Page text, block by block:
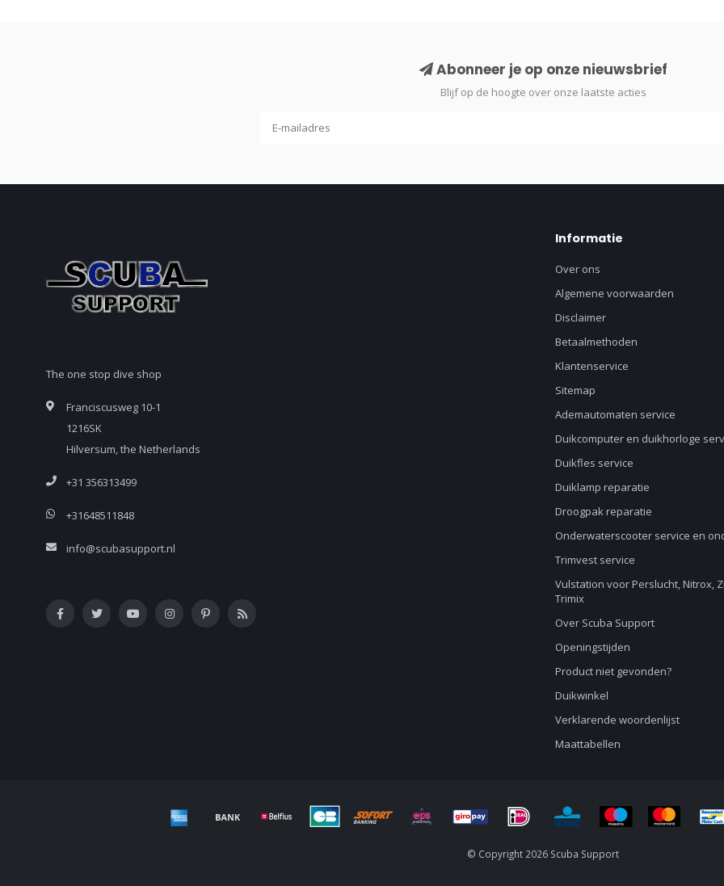
Abonneer je op onze nieuwsbrief
Blijf op de hoogte over onze laatste acties
The one stop dive shop
Franciscusweg 10-1
1216SK
Hilversum, the Netherlands
+31 356313499
+31648511848
info@scubasupport.nl
Informatie
Over ons
Algemene voorwaarden
Disclaimer
Betaalmethoden
Klantenservice
Sitemap
Ademautomaten service
Duikcomputer en duikhorloge
Duikfles service
Duiklamp reparatie
Droogpak reparatie
Onderwaterscooter service en
Trimvest service
Vulstation voor Perslucht, Nitrox,
Trimix
Over Scuba Support
Openingstijden
Product niet gevonden?
Duikwinkel
Verklarende woordenlijst
Maattabellen
© Copyright 2026 Scuba Support